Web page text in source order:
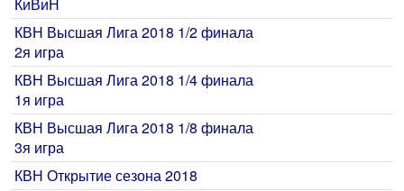
КВН Высшая Лига 2018 1/2 финала
2я игра
КВН Высшая Лига 2018 1/4 финала
1я игра
КВН Высшая Лига 2018 1/8 финала
3я игра
КВН Открытие сезона 2018